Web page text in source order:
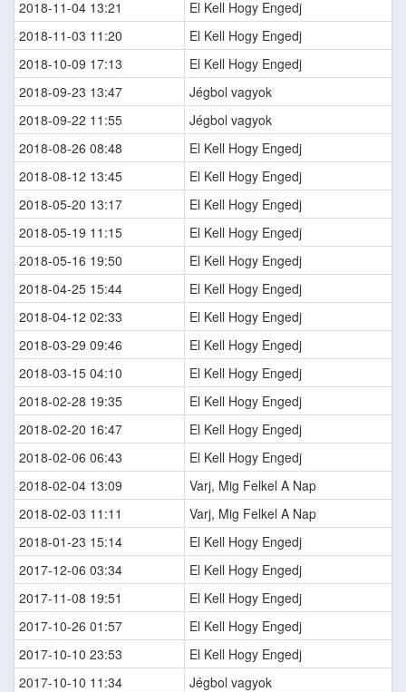
2018-11-04 13:21
El Kell Hogy Engedj
2018-11-03 11:20
El Kell Hogy Engedj
2018-10-09 17:13
El Kell Hogy Engedj
2018-09-23 13:47
Jégbol vagyok
2018-09-22 11:55
Jégbol vagyok
2018-08-26 08:48
El Kell Hogy Engedj
2018-08-12 13:45
El Kell Hogy Engedj
2018-05-20 13:17
El Kell Hogy Engedj
2018-05-19 11:15
El Kell Hogy Engedj
2018-05-16 19:50
El Kell Hogy Engedj
2018-04-25 15:44
El Kell Hogy Engedj
2018-04-12 02:33
El Kell Hogy Engedj
2018-03-29 09:46
El Kell Hogy Engedj
2018-03-15 04:10
El Kell Hogy Engedj
2018-02-28 19:35
El Kell Hogy Engedj
2018-02-20 16:47
El Kell Hogy Engedj
2018-02-06 06:43
El Kell Hogy Engedj
2018-02-04 13:09
Varj, Mig Felkel A Nap
2018-02-03 11:11
Varj, Mig Felkel A Nap
2018-01-23 15:14
El Kell Hogy Engedj
2017-12-06 03:34
El Kell Hogy Engedj
2017-11-08 19:51
El Kell Hogy Engedj
2017-10-26 01:57
El Kell Hogy Engedj
2017-10-10 23:53
El Kell Hogy Engedj
2017-10-10 11:34
Jégbol vagyok